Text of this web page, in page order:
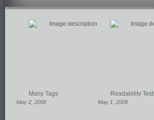
Many Tags
May 2, 2008
Readability Test
May 1, 2008